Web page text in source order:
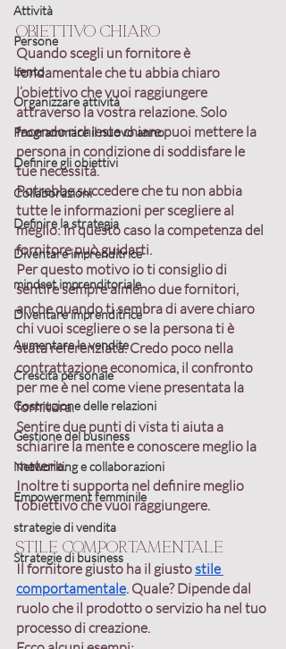
Attività
Persone
Lento
Organizzare attività
Programmare il nuovo anno
Definire gli obiettivi
Collaborazioni
Definire la strategia
Diventare imprenditrice
mindset imprenditoriale
Diventare imprenditrice
Aumentare le vendite
Crescita personale
Costruzione delle relazioni
Gestione del business
Networking e collaborazioni
Empowerment femminile
strategie di vendita
Strategie di business
Obiettivo chiaro
Quando scegli un fornitore è
fondamentale che tu abbia chiaro
l’obiettivo che vuoi raggiungere
attraverso la vostra relazione. Solo
facendo richieste chiare puoi mettere la
persona in condizione di soddisfare le
tue necessità.
Potrebbe succedere che tu non abbia
tutte le informazioni per scegliere al
meglio: in questo caso la competenza del
fornitore può guidarti.
Per questo motivo io ti consiglio di
sentire sempre almeno due fornitori,
anche quando ti sembra di avere chiaro
chi vuoi scegliere o se la persona ti è
stata referenziata. Credo poco nella
contrattazione economica, il confronto
per me è nel come viene presentata la
fornitura.
Sentire due punti di vista ti aiuta a
schiarire la mente e conoscere meglio la
materia.
Inoltre ti supporta nel definire meglio
l’obiettivo che vuoi raggiungere.
Stile comportamentale
Il fornitore giusto ha il giusto stile
comportamentale. Quale? Dipende dal
ruolo che il prodotto o servizio ha nel tuo
processo di creazione.